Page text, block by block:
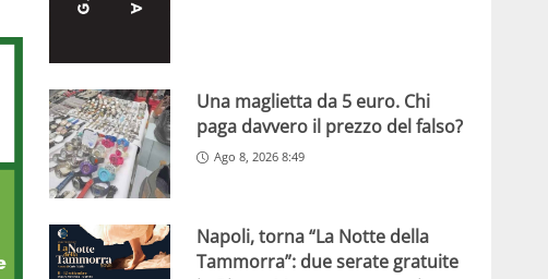
Una maglietta da 5 euro. Chi
paga davvero il prezzo del falso?
Ago 8, 2026 8:49
Napoli, torna “La Notte della
Tammorra”: due serate gratuite